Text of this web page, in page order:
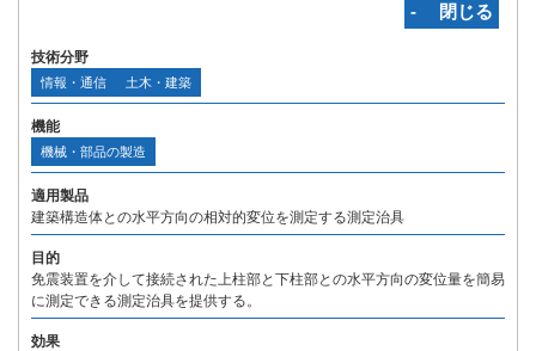
‐ 閉じる
技術分野
情報・通信 土木・建築
機能
機械・部品の製造
適用製品
建築構造体との水平方向の相対的変位を測定する測定治具
目的
免震装置を介して接続された上柱部と下柱部との水平方向の変位量を簡易
に測定できる測定治具を提供する。
効果